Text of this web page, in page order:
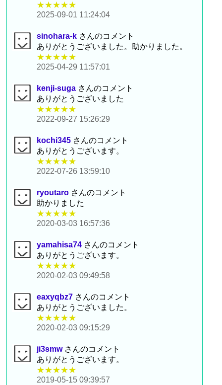
★★★★★
2025-09-01 11:24:04
sinohara-k さんのコメント
ありがとうございました。助かりました。
★★★★★
2025-04-29 11:57:01
kenji-suga さんのコメント
ありがとうございました
★★★★★
2022-09-27 15:26:29
kochi345 さんのコメント
ありがとうございます。
★★★★★
2022-07-26 13:59:10
ryoutaro さんのコメント
助かりました
★★★★★
2020-03-03 16:57:36
yamahisa74 さんのコメント
ありがとうございます。
★★★★★
2020-02-03 09:49:58
eaxyqbz7 さんのコメント
ありがとうございました。
★★★★★
2020-02-03 09:15:29
ji3smwさんのコメント
ありがとうございます。
★★★★★
2019-05-15 09:39:57